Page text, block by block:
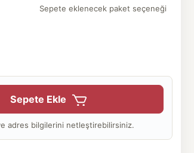
Sepete eklenecek paket seçeneği
Sepete Ekle
adres bilgilerini netleştirebilirsiniz.